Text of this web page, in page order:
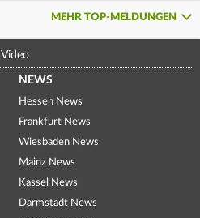
MEHR TOP-MELDUNGEN
Video
NEWS
Hessen News
Frankfurt News
Wiesbaden News
Mainz News
Kassel News
Darmstadt News